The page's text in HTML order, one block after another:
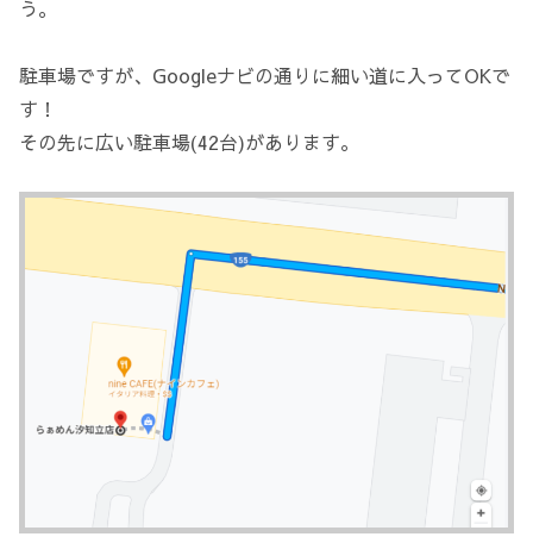
う。
駐車場ですが、Googleナビの通りに細い道に入ってOKで
す！
その先に広い駐車場(42台)があります。